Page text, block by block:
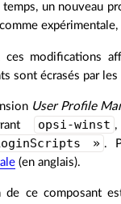
temps, un nouveau
ces modifications
sont écrasés par
User Profile
opsi-winst
» .
(en anglais).
de ce composant